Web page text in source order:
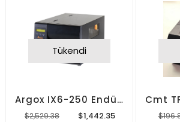
Tükendi
Argox IX6-250 Endüstriyel Barkod Yazıcı
$1,442.35
$2,529.38